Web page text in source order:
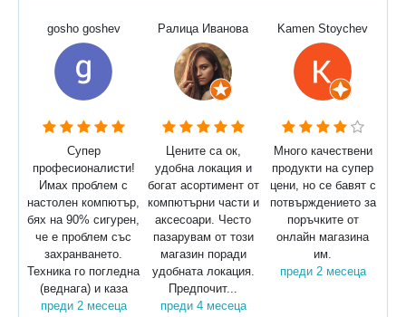
gosho goshev
Супер
професионалисти!
Имах проблем с
настолен компютър,
бях на 90% сигурен,
че е проблем със
захранването.
Техника го погледна
(веднага) и каза
преди 2 месеца
Ралица Иванова
Цените са ок,
удобна локация и
богат асортимент от
компютърни части и
аксесоари. Често
пазарувам от този
магазин поради
удобната локация.
Предпочит...
преди 4 месеца
Kamen Stoychev
Много качествени
продукти на супер
цени, но се бавят с
потвърждението за
поръчките от
онлайн магазина
им.
преди 2 месеца